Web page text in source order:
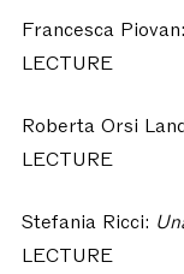
Francesca Piovan:
LECTURE
LECTURE
Stefania Ricci: Una
LECTURE